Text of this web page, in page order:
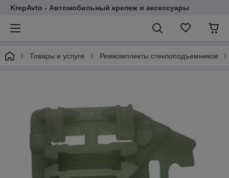
KrepAvto - Автомобильный крепеж и аксессуары
Товары и услуги Ремкомплекты стеклоподъемников